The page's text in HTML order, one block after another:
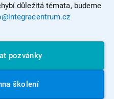
důležitá témata, budeme
pozvánky
školení